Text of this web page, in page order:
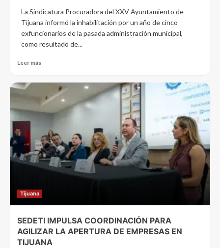
La Sindicatura Procuradora del XXV Ayuntamiento de
Tijuana informó la inhabilitación por un año de cinco
exfuncionarios de la pasada administración municipal,
como resultado de...
Leer más
Tijuana
SEDETI IMPULSA COORDINACIÓN PARA
AGILIZAR LA APERTURA DE EMPRESAS EN
TIJUANA